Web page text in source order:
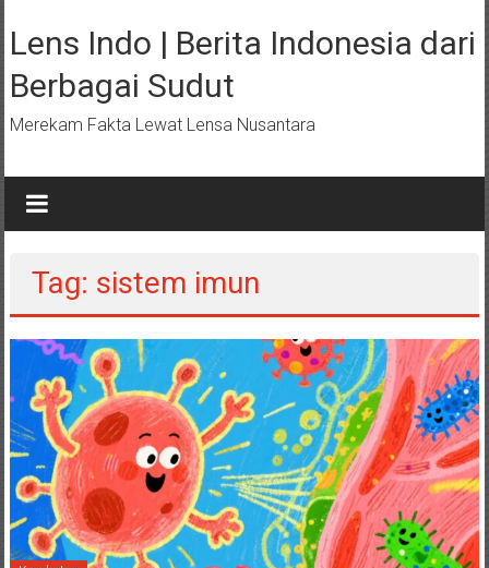
ke
konten
Lens Indo | Berita Indonesia dari
Berbagai Sudut
Merekam Fakta Lewat Lensa Nusantara
Tag: sistem imun